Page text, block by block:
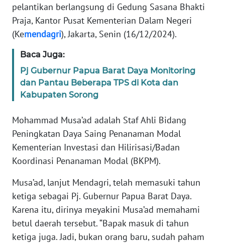
pelantikan berlangsung di Gedung Sasana Bhakti
Praja, Kantor Pusat Kementerian Dalam Negeri
(Kemendagri), Jakarta, Senin (16/12/2024).
Baca Juga:
Pj Gubernur Papua Barat Daya Monitoring
dan Pantau Beberapa TPS di Kota dan
Kabupaten Sorong
Mohammad Musa’ad adalah Staf Ahli Bidang
Peningkatan Daya Saing Penanaman Modal
Kementerian Investasi dan Hilirisasi/Badan
Koordinasi Penanaman Modal (BKPM).
Musa’ad, lanjut Mendagri, telah memasuki tahun
ketiga sebagai Pj. Gubernur Papua Barat Daya.
Karena itu, dirinya meyakini Musa’ad memahami
betul daerah tersebut. “Bapak masuk di tahun
ketiga juga. Jadi, bukan orang baru, sudah paham
PEDOMAN
MEDIA
SIBER
REDAKSI
KARIR
Wahana
News
Regional
WN
SUMUT
WN
JAKARTA